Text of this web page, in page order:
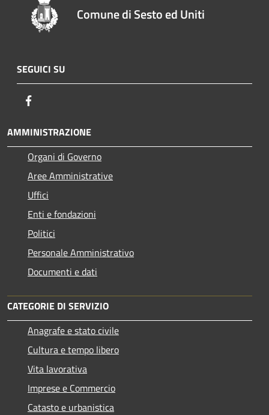
Comune di Sesto ed Uniti
SEGUICI SU
AMMINISTRAZIONE
Organi di Governo
Aree Amministrative
Uffici
Enti e fondazioni
Politici
Personale Amministrativo
Documenti e dati
CATEGORIE DI SERVIZIO
Anagrafe e stato civile
Cultura e tempo libero
Vita lavorativa
Imprese e Commercio
Catasto e urbanistica